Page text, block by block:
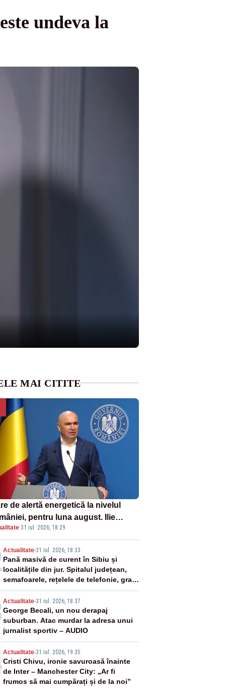
undeva la
MAI CITITE
de alertă energetică la nivelul
pentru luna august. Ilie
a anunțat importuri și posibile
– VIDEO
·31 iul. 2026, 18:29
Actualitate-31 iul. 2026, 18:33
Pană masivă de curent în Sibiu și
localitățile din jur. Spitalul județean,
semafoarele, rețelele de telefonie, grav
afectate
Actualitate-31 iul. 2026, 18:37
George Becali, un nou derapaj
suburban. Atac murdar la adresa unui
jurnalist sportiv – AUDIO
Actualitate-31 iul. 2026, 19:35
Cristi Chivu, ironie savuroasă înainte
de Inter – Manchester City: „Ar fi
frumos să mai cumpărați și de la noi”